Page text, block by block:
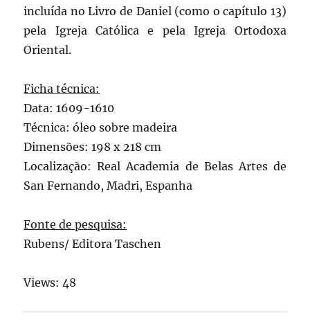
incluída no Livro de Daniel (como o capítulo 13)
pela Igreja Católica e pela Igreja Ortodoxa
Oriental.
Ficha técnica:
Data: 1609-1610
Técnica: óleo sobre madeira
Dimensões: 198 x 218 cm
Localização: Real Academia de Belas Artes de
San Fernando, Madri, Espanha
Fonte de pesquisa:
Rubens/ Editora Taschen
Views: 48